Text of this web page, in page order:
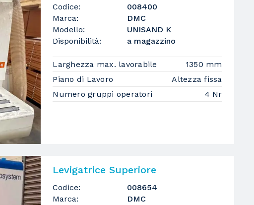
Codice:
008400
Marca:
DMC
Modello:
UNISAND K
Disponibilità:
a magazzino
Larghezza max. lavorabile
1350 mm
Piano di Lavoro
Altezza fissa
Numero gruppi operatori
4 Nr
Levigatrice Superiore
Codice:
008654
Marca:
DMC